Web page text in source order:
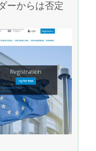
ーからは否定